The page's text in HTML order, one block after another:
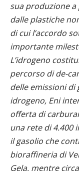
sua produzione
dalle plastiche
di cui l’accordo
importante
L’idrogeno
percorso di de-
delle emissioni di
idrogeno, Eni
offerta di
una rete di 4.400
il gasolio che
bioraffineria di
Gela, mentre